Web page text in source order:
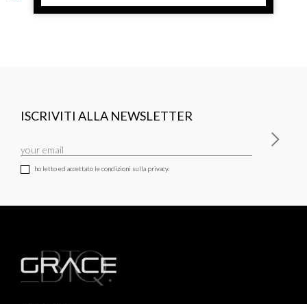
ISCRIVITI ALLA NEWSLETTER
ho letto ed accettato le condizioni sulla privacy.